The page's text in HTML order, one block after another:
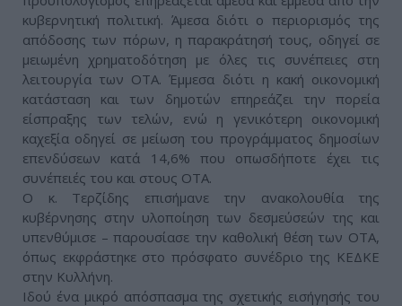
κυβερνητική πολιτική. Άμεσα διότι ο περιορισμός της
απόδοσης των πόρων, η παρακράτησή τους, οδηγεί σε
μειωμένη χρηματοδότηση με όλες τις συνέπειες στη
λειτουργία των ΟΤΑ. Έμμεσα διότι η κακή οικονομική
κατάσταση και των δημοτών επηρεάζει την πορεία
είσπραξης των τελών, ενώ η γενικότερη οικονομική
καχεξία οδηγεί σε μείωση του προγράμματος δημοσίων
επενδύσεων κατά 14,6% που οπωσδήποτε έχει τις
συνέπειές του και στους ΟΤΑ.
Ο κ. Τερζίδης επισήμανε την ανακολουθία της
κυβέρνησης στην υλοποίηση των δεσμεύσεών της και
υπενθύμισε – παρουσίασε την καθολική θέση των ΟΤΑ,
όπως εκφράστηκε στο πρόσφατο συνέδριο της ΚΕΔΚΕ
στην Κυλλήνη.
Ιδού ένα μικρό απόσπασμα της σχετικής εισήγησής του